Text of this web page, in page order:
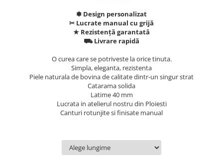
✽ Design personalizat
✂︎ Lucrate manual cu grijă
★ Rezistență garantată
⛟ Livrare rapidă
O curea care se potriveste la orice tinuta.
Simpla, eleganta, rezistenta
Piele naturala de bovina de calitate dintr-un singur strat
Catarama solida
Latime 40 mm
Lucrata in atelierul nostru din Ploiesti
Canturi rotunjite si finisate manual